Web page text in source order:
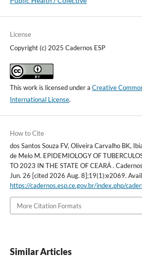
License
Copyright (c) 2025 Cadernos ESP
This work is licensed under a Creative
International License.
How to Cite
dos Santos Souza FV, Oliveira Carvalho BK,
de Melo M. EPIDEMIOLOGY OF
TO 2023 IN THE STATE OF CEARÁ .
Jun. 26 [cited 2026 Aug. 8];19(1):e2069.
https://cadernos.esp.ce.gov.br/index.php/
More Citation Formats
Similar Articles